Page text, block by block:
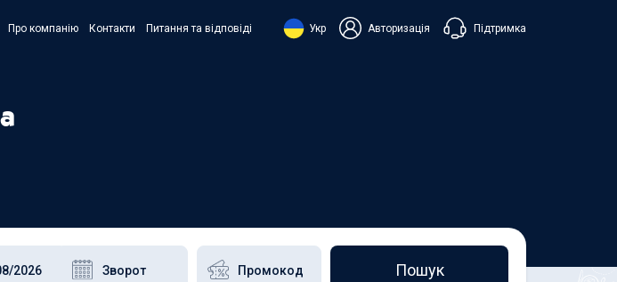
Про компанію Контакти Питання та відповіді Укр Авторизація Підтримка
Чат в Messenger
Пошук